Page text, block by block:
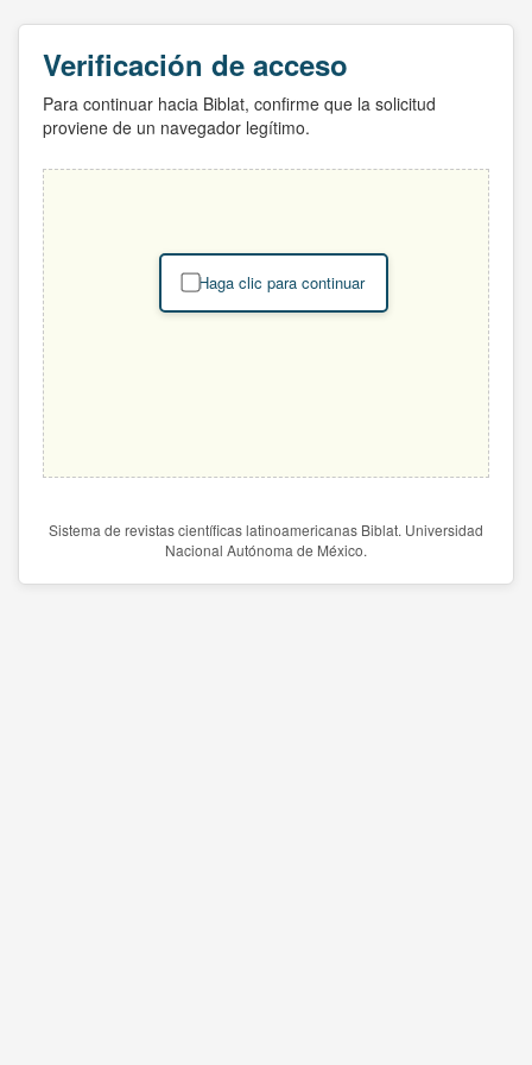
Verificación de acceso
Para continuar hacia Biblat, confirme que la solicitud
proviene de un navegador legítimo.
Haga clic para continuar
Sistema de revistas científicas latinoamericanas Biblat. Universidad
Nacional Autónoma de México.